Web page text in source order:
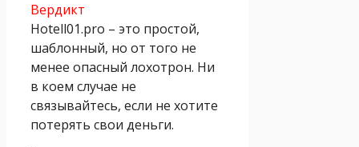
Вердикт
Hotell01.pro – это простой,
шаблонный, но от того не
менее опасный лохотрон. Ни
в коем случае не
связывайтесь, если не хотите
потерять свои деньги.